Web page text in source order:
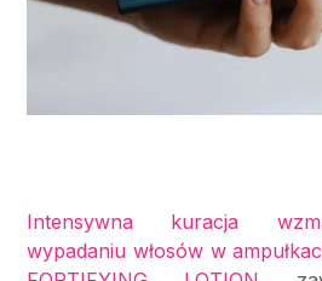
Intensywna kuracja
wypadaniu włosów w